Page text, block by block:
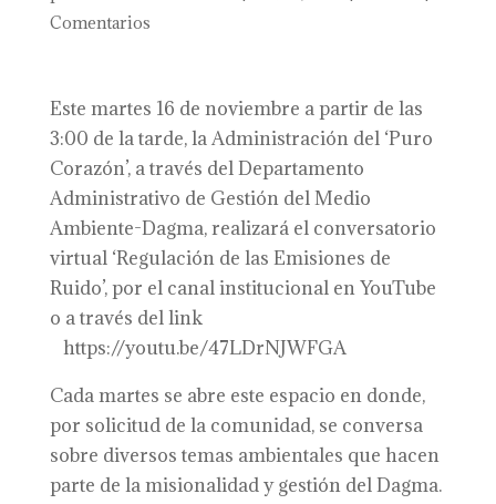
Comentarios
Este martes 16 de noviembre a partir de las
3:00 de la tarde, la Administración del ‘Puro
Corazón’, a través del Departamento
Administrativo de Gestión del Medio
Ambiente-Dagma, realizará el conversatorio
virtual ‘Regulación de las Emisiones de
Ruido’, por el canal institucional en YouTube
o a través del link
https://youtu.be/47LDrNJWFGA
Cada martes se abre este espacio en donde,
por solicitud de la comunidad, se conversa
sobre diversos temas ambientales que hacen
parte de la misionalidad y gestión del Dagma.